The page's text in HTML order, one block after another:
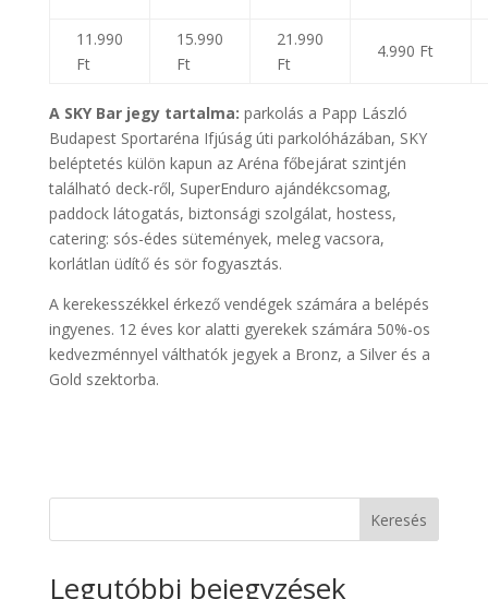
11.990
Ft
15.990
Ft
21.990
Ft
4.990 Ft
A SKY Bar jegy tartalma: parkolás a Papp László
Budapest Sportaréna Ifjúság úti parkolóházában, SKY
beléptetés külön kapun az Aréna főbejárat szintjén
található deck-ről, SuperEnduro ajándékcsomag,
paddock látogatás, biztonsági szolgálat, hostess,
catering: sós-édes sütemények, meleg vacsora,
korlátlan üdítő és sör fogyasztás.
A kerekesszékkel érkező vendégek számára a belépés
ingyenes. 12 éves kor alatti gyerekek számára 50%-os
kedvezménnyel válthatók jegyek a Bronz, a Silver és a
Gold szektorba.
Keresés
Legutóbbi bejegyzések